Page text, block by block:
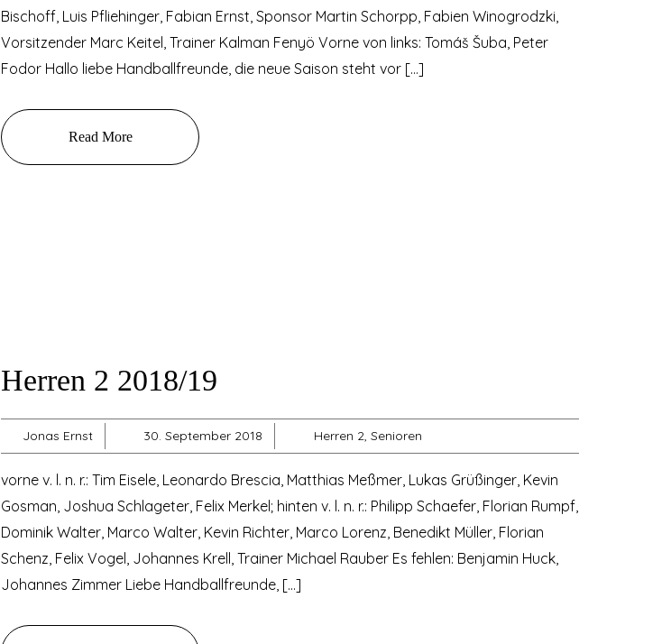
Bischoff, Luis Pfliehinger, Fabian Ernst, Sponsor Martin Schorpp, Fabien Winogrodzki,
Vorsitzender Marc Keitel, Trainer Kalman Fenyö Vorne von links: Tomáš Šuba, Peter
Fodor Hallo liebe Handballfreunde, die neue Saison steht vor […]
Read More
Herren 2 2018/19
Jonas Ernst 30. September 2018 Herren 2, Senioren
vorne v. l. n. r.: Tim Eisele, Leonardo Brescia, Matthias Meßmer, Lukas Grüßinger, Kevin
Gosman, Joshua Schlageter, Felix Merkel; hinten v. l. n. r.: Philipp Schaefer, Florian Rumpf,
Dominik Walter, Marco Walter, Kevin Richter, Marco Lorenz, Benedikt Müller, Florian
Schenz, Felix Vogel, Johannes Krell, Trainer Michael Rauber Es fehlen: Benjamin Huck,
Johannes Zimmer Liebe Handballfreunde, […]